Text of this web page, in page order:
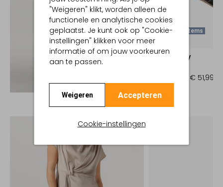
"Weigeren" klikt, worden alleen de
functionele en analytische cookies
geplaatst. Je kunt ook op "Cookie-
instellingen" klikken voor meer
informatie of om jouw voorkeuren
aan te passen.
Weigeren Accepteren
Cookie-instellingen
Ontdek de look
Laatste Items
NOTRE-V
€ 51,99